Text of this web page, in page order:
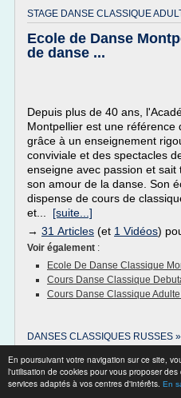
En poursuivant votre navigation sur ce site,
l'utilisation de cookies pour vous proposer
services adaptés à vos centres d'intérêts. En
STAGE DANSE CLASSIQUE
Ecole de Danse
de danse ...
Depuis plus de 40 ans,
Montpellier est une référence
grâce à un enseignement
conviviale et des spectacles
enseigne avec passion et
son amour de la danse. Son
dispense de cours de
et... [suite...]
→ 31 Articles (et 1 Vidéos)
Voir également :
Ecole De Danse Classique
Cours Danse Classique
Cours Danse Classique
DANSES CLASSIQUES RUSSES »
Cours de danse
Grenelle Paris Le ...